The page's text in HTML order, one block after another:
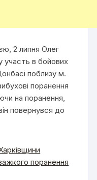
2 липня Олег
участь в бойових
поблизу м.
поранення
на поранення,
повернувся до
поранення